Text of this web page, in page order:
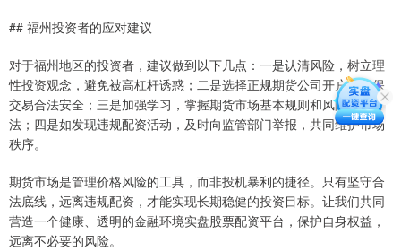
## 福州投资者的应对建议
对于福州地区的投资者，建议做到以下几点：一是认清风险，树立理
性投资观念，避免被高杠杆诱惑；二是选择正规期货公司开户，确保
交易合法安全；三是加强学习，掌握期货市场基本规则和风险管理方
法；四是如发现违规配资活动，及时向监管部门举报，共同维护市场
秩序。
期货市场是管理价格风险的工具，而非投机暴利的捷径。只有坚守合
法底线，远离违规配资，才能实现长期稳健的投资目标。让我们共同
营造一个健康、透明的金融环境实盘股票配资平台，保护自身权益，
远离不必要的风险。